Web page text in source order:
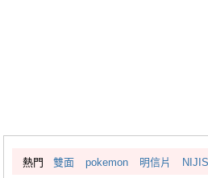
繪圖藝廊
交流中心
熱門 雙面 pokemon 明信片